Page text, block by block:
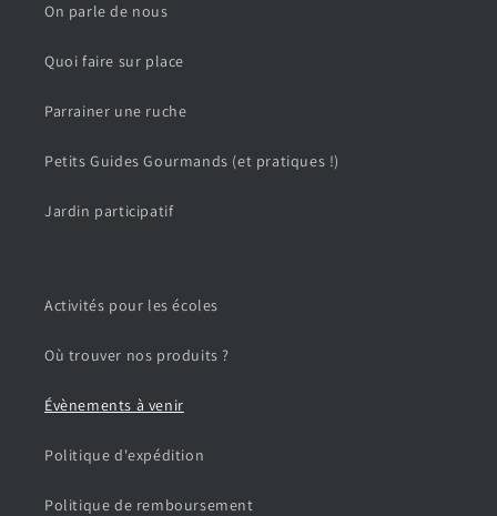
On parle de nous
Quoi faire sur place
Parrainer une ruche
Petits Guides Gourmands (et pratiques !)
Jardin participatif
Activités pour les écoles
Où trouver nos produits ?
Évènements à venir
Politique d'expédition
Politique de remboursement